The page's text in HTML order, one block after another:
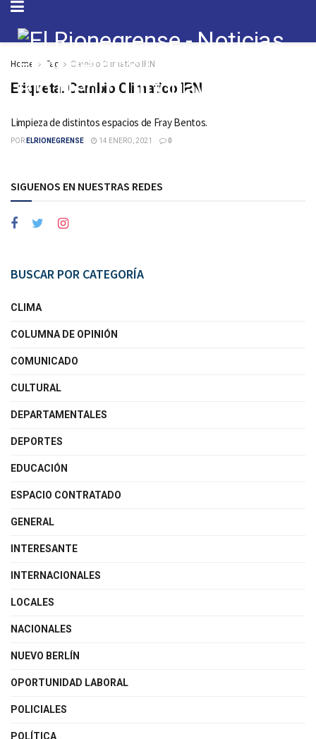
Home Tag Cambio Climatico IRN
Etiqueta: Cambio Climatico IRN
Limpieza de distintos espacios de Fray Bentos.
POR ELRIONEGRENSE 14 ENERO, 2021 0
SIGUENOS EN NUESTRAS REDES
BUSCAR POR CATEGORÍA
CLIMA
COLUMNA DE OPINIÓN
COMUNICADO
CULTURAL
DEPARTAMENTALES
DEPORTES
EDUCACIÓN
ESPACIO CONTRATADO
GENERAL
INTERESANTE
INTERNACIONALES
LOCALES
NACIONALES
NUEVO BERLÍN
OPORTUNIDAD LABORAL
POLICIALES
POLÍTICA